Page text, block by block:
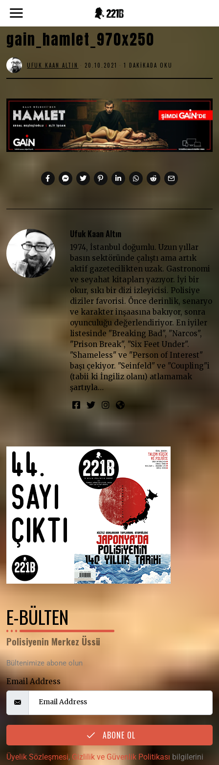
gain_hamlet_970x250
UFUK KAAN ALTIN 20.10.2021 1 DAKIKADA OKU
Ufuk Kaan Altın
1974, İstanbul doğumlu. Uzun yıllar
basın sektöründe çalıştı ama artık
aktif gazetecilikten uzak. Gastronomi
ve seyahat kitapları yazıyor. İyi bir
okur, sıkı bir dizi izleyicisi. Polisiye
diziler favorisi. Önce derinlik, senaryo
ve karakter inşaasına bakıyor, sonra
oyunculuğu değerlendiriyor. En iyiler
listesinde "Breaking Bad", "Narcos",
"Prison Break", "Six Feet Under".
"Shameless" ve "Person of Interest"
başı çekiyor. "Seinfeld" ve "Coupling"i
(tabii ki İngiliz olanı) atlamamak
şartıyla…
E-BÜLTEN
Polisiyenin Merkez Üssü
Bültenimize abone olun
Email Address
ABONE OL
Üyelik Sözleşmesi, Gizlilik ve Güvenlik Politikası bilgilerini